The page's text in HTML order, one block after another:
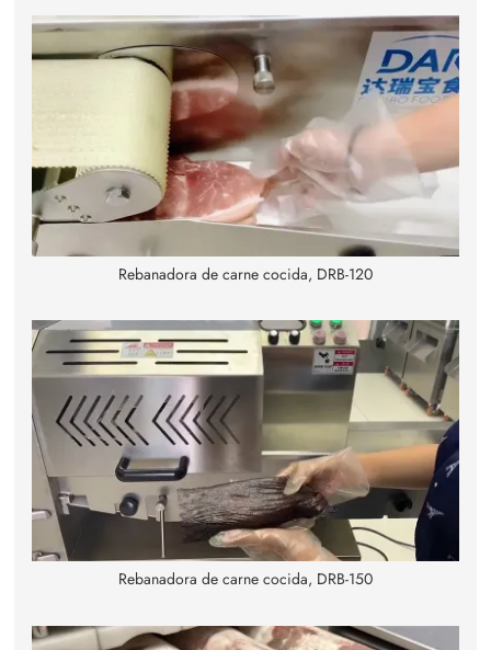
Rebanadora de carne cocida, DRB-120
Rebanadora de carne cocida, DRB-150